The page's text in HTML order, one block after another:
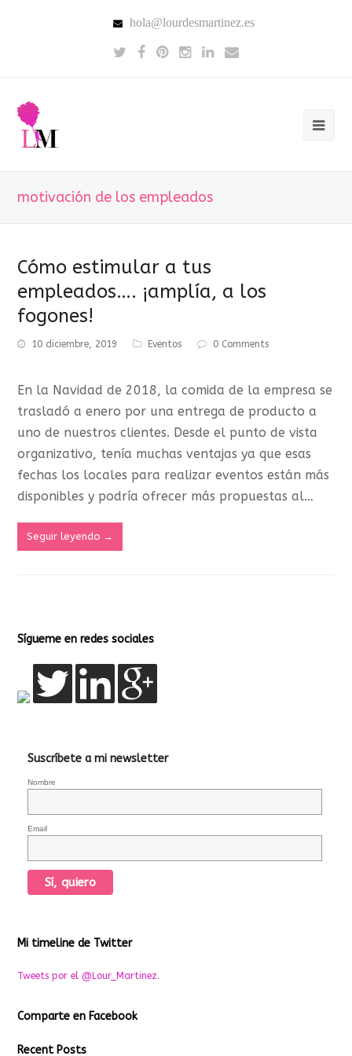
hola@lourdesmartinez.es
motivación de los empleados
Cómo estimular a tus
empleados…. ¡amplía, a los
fogones!
10 diciembre, 2019 Eventos 0 Comments
En la Navidad de 2018, la comida de la empresa se
trasladó a enero por una entrega de producto a
uno de nuestros clientes. Desde el punto de vista
organizativo, tenía muchas ventajas ya que esas
fechas los locales para realizar eventos están más
disponibles y podría ofrecer más propuestas al…
Seguir leyendo →
Sígueme en redes sociales
Suscríbete a mi newsletter
Nombre
Email
Mi timeline de Twitter
Tweets por el @Lour_Martinez.
Comparte en Facebook
Recent Posts